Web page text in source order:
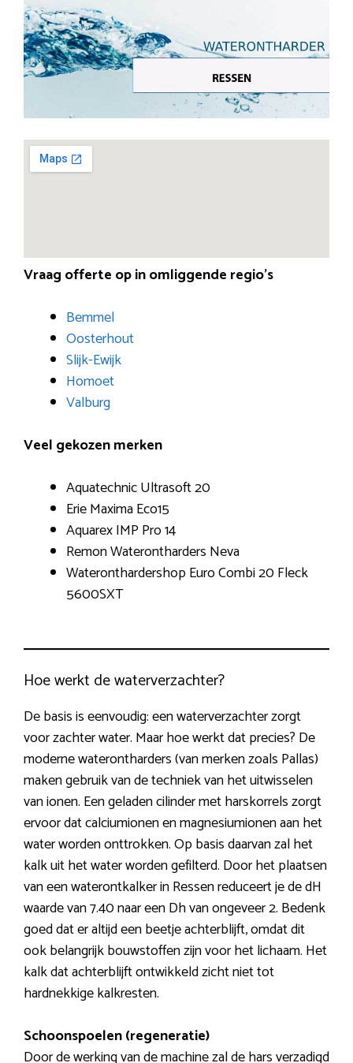
Vraag offerte op in omliggende regio’s
Bemmel
Oosterhout
Slijk-Ewijk
Homoet
Valburg
Veel gekozen merken
Aquatechnic Ultrasoft 20
Erie Maxima Eco15
Aquarex IMP Pro 14
Remon Waterontharders Neva
Wateronthardershop Euro Combi 20 Fleck
5600SXT
Hoe werkt de waterverzachter?
De basis is eenvoudig: een waterverzachter zorgt
voor zachter water. Maar hoe werkt dat precies? De
moderne waterontharders (van merken zoals Pallas)
maken gebruik van de techniek van het uitwisselen
van ionen. Een geladen cilinder met harskorrels zorgt
ervoor dat calciumionen en magnesiumionen aan het
water worden onttrokken. Op basis daarvan zal het
kalk uit het water worden gefilterd. Door het plaatsen
van een waterontkalker in Ressen reduceert je de dH
waarde van 7.40 naar een Dh van ongeveer 2. Bedenk
goed dat er altijd een beetje achterblijft, omdat dit
ook belangrijk bouwstoffen zijn voor het lichaam. Het
kalk dat achterblijft ontwikkeld zicht niet tot
hardnekkige kalkresten.
Schoonspoelen (regeneratie)
Door de werking van de machine zal de hars verzadigd